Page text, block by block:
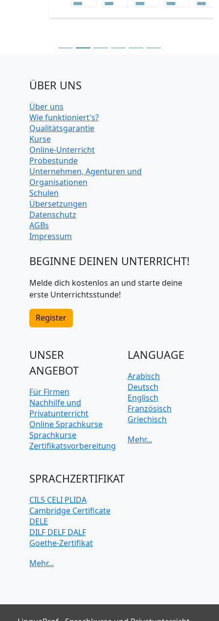
ÜBER UNS
Über uns
Wie funktioniert's?
Qualitätsgarantie
Kurse
Online-Unterricht
Probestunde
Unternehmen, Agenturen und
Organisationen
Schulen
Übersetzungen
Datenschutz
AGBs
Impressum
BEGINNE DEINEN UNTERRICHT!
Melde dich kostenlos an und starte deine
erste Unterrichtsstunde!
Register
UNSER
ANGEBOT
Für Firmen
Nachhilfe und
Privatunterricht
Online Sprachkurse
Sprachkurse
Zertifikatsvorbereitung
LANGUAGE
Arabisch
Deutsch
Englisch
Französisch
Griechisch
Japanisch
SPRACHZERTIFIKAT
CILS CELI PLIDA
Cambridge Certificate
DELE
DILF DELF DALF
Goethe-Zertifikat
TELC